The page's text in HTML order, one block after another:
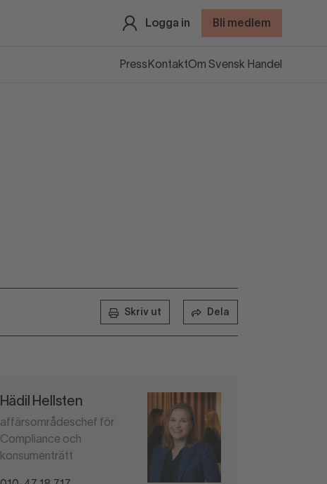
Logga in Bli medlem
Press KontaktOm Svensk Handel
Skriv ut Dela
Hädil Hellsten
affärsområdeschef för
Compliance och
konsumenträtt